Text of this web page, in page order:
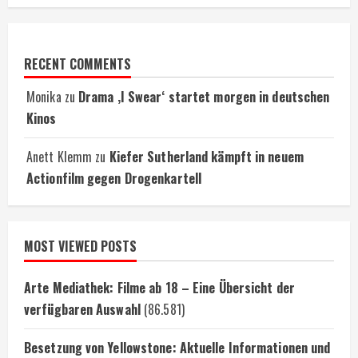
RECENT COMMENTS
Monika zu Drama ‚I Swear‘ startet morgen in deutschen
Kinos
Anett Klemm zu Kiefer Sutherland kämpft in neuem
Actionfilm gegen Drogenkartell
MOST VIEWED POSTS
Arte Mediathek: Filme ab 18 – Eine Übersicht der
verfügbaren Auswahl (86.581)
Besetzung von Yellowstone: Aktuelle Informationen und